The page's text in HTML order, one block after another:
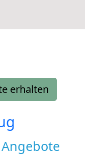
erhalten